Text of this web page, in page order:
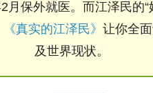
保外就医。而江泽民的“
《真实的江泽民》 让你全
及世界现状。